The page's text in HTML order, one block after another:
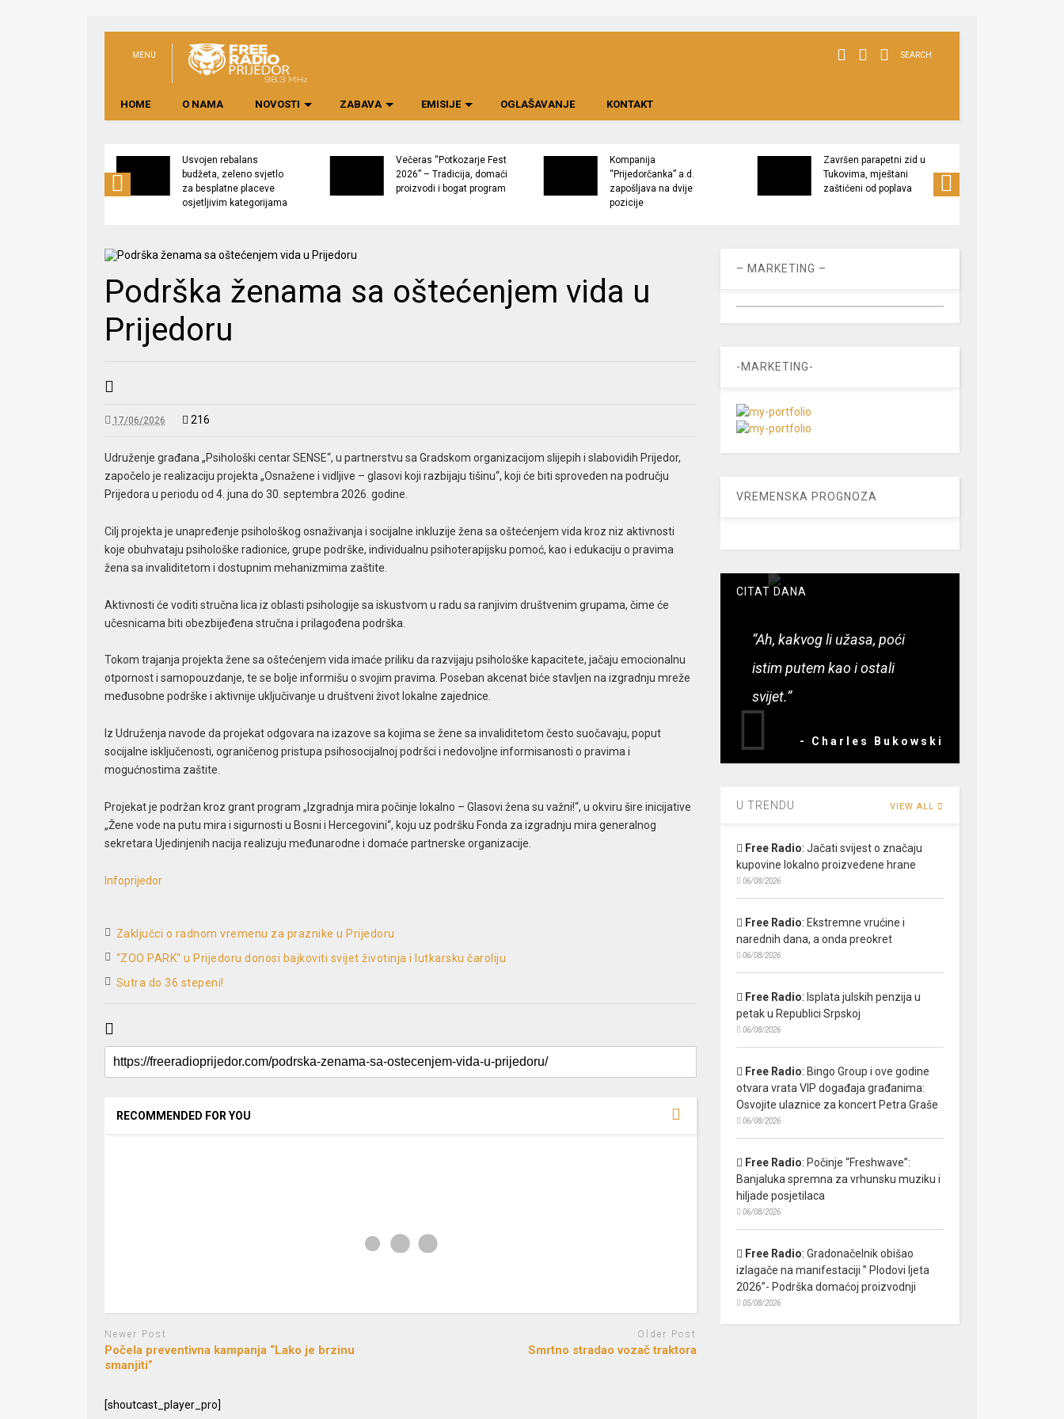
MENU SEARCH
HOME O NAMA NOVOSTI ZABAVA EMISIJE OGLAŠAVANJE KONTAKT
Usvojen rebalans
budžeta, zeleno svjetlo
za besplatne placeve
osjetljivim kategorijama
Večeras “Potkozarje Fest
2026” – Tradicija, domaći
proizvodi i bogat program
Kompanija
“Prijedorčanka” a.d.
zapošljava na dvije
pozicije
Završen parapetni zid u
Tukovima, mještani
zaštićeni od poplava
­Podrška ženama sa oštećenjem vida u
Prijedoru
17/06/2026 216
Udruženje građana „Psihološki centar SENSE“, u partnerstvu sa Gradskom organizacijom slijepih i slabovidih Prijedor,
započelo je realizaciju projekta „Osnažene i vidljive – glasovi koji razbijaju tišinu“, koji će biti sproveden na području
Prijedora u periodu od 4. juna do 30. septembra 2026. godine.
Cilj projekta je unapređenje psihološkog osnaživanja i socijalne inkluzije žena sa oštećenjem vida kroz niz aktivnosti
koje obuhvataju psihološke radionice, grupe podrške, individualnu psihoterapijsku pomoć, kao i edukaciju o pravima
žena sa invaliditetom i dostupnim mehanizmima zaštite.
Aktivnosti će voditi stručna lica iz oblasti psihologije sa iskustvom u radu sa ranjivim društvenim grupama, čime će
učesnicama biti obezbijeđena stručna i prilagođena podrška.
Tokom trajanja projekta žene sa oštećenjem vida imaće priliku da razvijaju psihološke kapacitete, jačaju emocionalnu
otpornost i samopouzdanje, te se bolje informišu o svojim pravima. Poseban akcenat biće stavljen na izgradnju mreže
međusobne podrške i aktivnije uključivanje u društveni život lokalne zajednice.
Iz Udruženja navode da projekat odgovara na izazove sa kojima se žene sa invaliditetom često suočavaju, poput
socijalne isključenosti, ograničenog pristupa psihosocijalnoj podršci i nedovoljne informisanosti o pravima i
mogućnostima zaštite.
Projekat je podržan kroz grant program „Izgradnja mira počinje lokalno – Glasovi žena su važni!“, u okviru šire inicijative
„Žene vode na putu mira i sigurnosti u Bosni i Hercegovini“, koju uz podršku Fonda za izgradnju mira generalnog
sekretara Ujedinjenih nacija realizuju međunarodne i domaće partnerske organizacije.
Infoprijedor
Zaključci o radnom vremenu za praznike u Prijedoru
“ZOO PARK“ u Prijedoru donosi bajkoviti svijet životinja i lutkarsku čaroliju
Sutra do 36 stepeni!
RECOMMENDED FOR YOU
Newer Post
Počela preventivna kampanja “Lako je brzinu
smanjiti”
Older Post
Smrtno stradao vozač traktora
– MARKETING –
-MARKETING-
VREMENSKA PROGNOZA
CITAT DANA
“Ah, kakvog li užasa, poći
istim putem kao i ostali
svijet.”
- Charles Bukowski
U TRENDU VIEW ALL
Free Radio: Jačati svijest o značaju
kupovine lokalno proizvedene hrane
06/08/2026
Free Radio: Ekstremne vrućine i
narednih dana, a onda preokret
06/08/2026
Free Radio: Isplata julskih penzija u
petak u Republici Srpskoj
06/08/2026
Free Radio: Bingo Group i ove godine
otvara vrata VIP događaja građanima:
Osvojite ulaznice za koncert Petra Graše
06/08/2026
Free Radio: Počinje “Freshwave”:
Banjaluka spremna za vrhunsku muziku i
hiljade posjetilaca
06/08/2026
Free Radio: Gradonačelnik obišao
izlagače na manifestaciji ” Plodovi ljeta
2026”- Podrška domaćoj proizvodnji
05/08/2026
[shoutcast_player_pro]